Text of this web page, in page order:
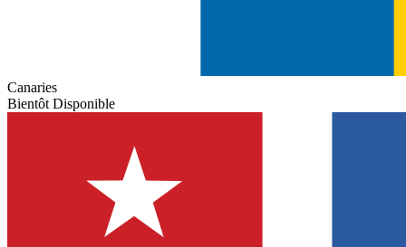
Canaries
Bientôt Disponible